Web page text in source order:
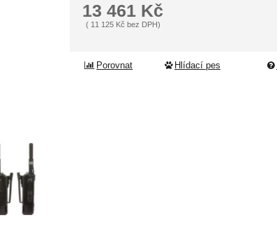
13 461 Kč
(11 125 Kč bez DPH)
Porovnat Hlídací pes